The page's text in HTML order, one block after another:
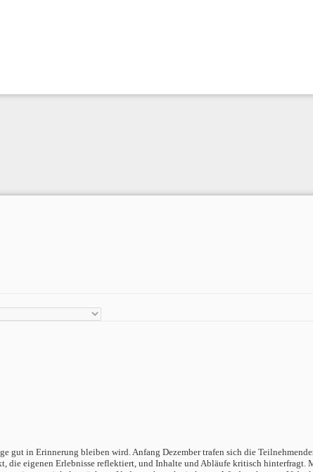
in Erinnerung bleiben wird. Anfang Dezember trafen sich die
die eigenen Erlebnisse reflektiert, und Inhalte und Abläufe kritisch hinterfragt.